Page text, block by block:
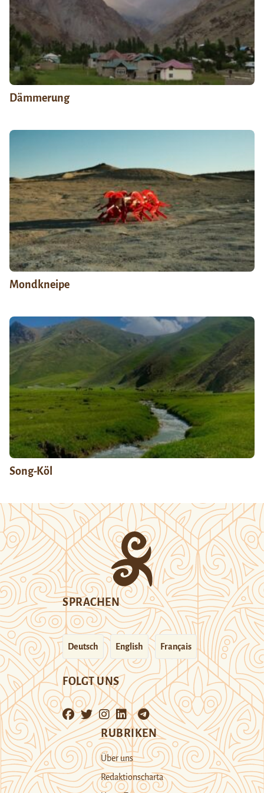
Dämmerung
Mondkneipe
Song-Köl
SPRACHEN
Deutsch English Français
FOLGT UNS
RUBRIKEN
Über uns
Redaktionscharta